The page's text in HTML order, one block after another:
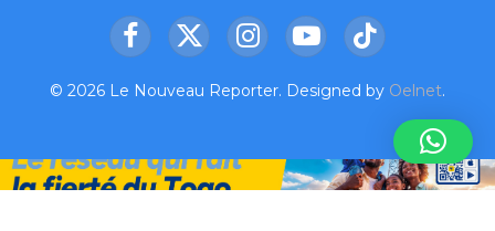
Facebook
X
InstagramYouTubeTikTok
© 2026 Le Nouveau Reporter. Designed by Oelnet.